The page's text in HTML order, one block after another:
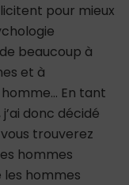
pour mieux
beaucoup à
et à
En tant
donc décidé
trouverez
hommes
hommes